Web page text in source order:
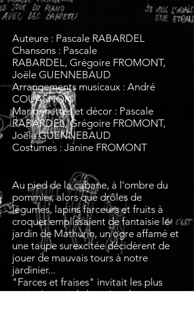
Auteure : Pascale RABARDEL
Chansons : Pascale
RABARDEL, Grégoire FROMONT,
Joële GUENNEBAUD
Arrangements musicaux : André
COUASNON
Marionnettes et décor : Pascale
RABARDEL, Grégoire FROMONT,
Joële GUENNEBAUD
Costumes : Janine FROMONT
Au pied de la cabane, à l'ombre du
pommier, alors que drôles de
légumes, lapins farceurs et fruits à
croquer emplissaient de fantaisie le
jardin de Mathurin, un ogre affamé et
une taupe surexcitée décidèrent de
jouer de mauvais tours à notre
jardinier...
"Farces et fraises" invitait les plus
petits à ouvrir la barrière du potager,